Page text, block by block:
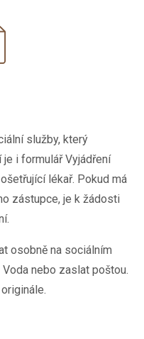
služby, který
i formulář Vyjádření
lékař. Pokud má
zástupce, je k žádosti
osobně na sociálním
nebo zaslat poštou.